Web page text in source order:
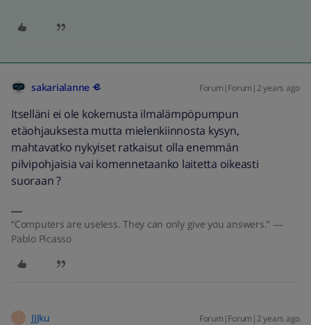
sakarialanne Forum|Forum|2 years ago
Itselläni ei ole kokemusta ilmalämpöpumpun
etäohjauksesta mutta mielenkiinnosta kysyn,
mahtavatko nykyiset ratkaisut olla enemmän
pilvipohjaisia vai komennetaanko laitetta oikeasti
suoraan ?
“Computers are useless. They can only give you answers.” ―
Pablo Picasso
JJJku Forum|Forum|2 years ago